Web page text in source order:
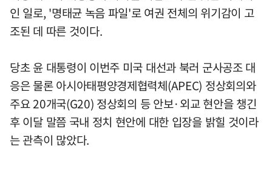
인 일로, '명태균 녹음 파일'로 여권 전체의 위기감이 고
조된 데 따른 것이다.
당초 윤 대통령이 이번주 미국 대선과 북러 군사공조 대
응은 물론 아시아태평양경제협력체(APEC) 정상회의와
주요 20개국(G20) 정상회의 등 안보·외교 현안을 챙긴
후 이달 말쯤 국내 정치 현안에 대한 입장을 밝힐 것이라
는 관측이 많았다.